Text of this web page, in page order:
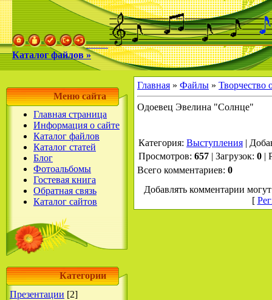
Каталог файлов »
Меню сайта
Главная страница
Информация о сайте
Каталог файлов
Каталог статей
Блог
Фотоальбомы
Гостевая книга
Обратная связь
Каталог сайтов
Категории
Презентации [2]
Главная » Файлы » Творчество
Одоевец Эвелина "Солнце"
Категория: Выступления |
Просмотров: 657 | Загрузок: 0 |
Всего комментариев: 0
Добавлять комментарии
[